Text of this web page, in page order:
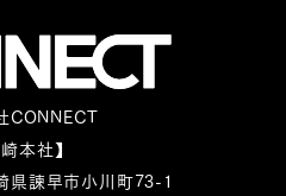
CONNECT
崎本社】
諫早市小川町73-1